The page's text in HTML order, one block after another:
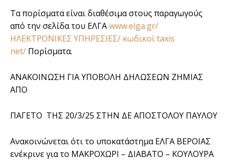
Τα πορίσματα είναι διαθέσιμα στους παραγωγούς
από την σελίδα του ΕΛΓΑwww.elga.gr/
ΗΛΕΚΤΡΟΝΙΚΕΣ ΥΠΗΡΕΣΙΕΣ/ κωδικοί taxis
net/ Πορίσματα.
ΑΝΑΚΟΙΝΩΣΗ ΓΙΑ ΥΠΟΒΟΛΗ ΔΗΛΩΣΕΩΝ ΖΗΜΙΑΣ
ΑΠΟ
ΠΑΓΕΤΟ ΤΗΣ 20/3/25 ΣΤΗΝ ΔΕ ΑΠΟΣΤΟΛΟΥ ΠΑΥΛΟΥ
Ανακοινώνεται ότι το υποκατάστημα ΕΛΓΑ ΒΕΡΟΙΑΣ
ενέκρινε για το ΜΑΚΡΟΧΩΡΙ – ΔΙΑΒΑΤΟ – ΚΟΥΛΟΥΡΑ